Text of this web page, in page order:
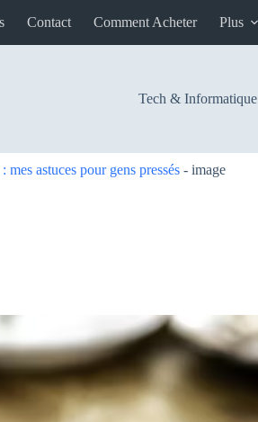
Contact Comment Acheter Plus
Tech & Informatique
astuces pour gens pressés - image